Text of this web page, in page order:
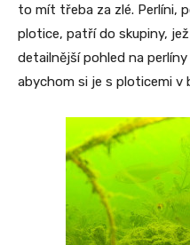
to mít třeba za zlé. Perlíni,
plotice, patří do skupiny,
detailnější pohled na
abychom si je s ploticemi v